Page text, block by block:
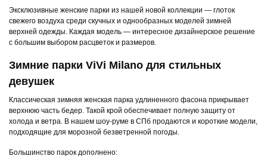
Эксклюзивные женские парки из нашей новой коллекции — глоток
свежего воздуха среди скучных и однообразных моделей зимней
верхней одежды. Каждая модель — интересное дизайнерское решение
с большим выбором расцветок и размеров.
Зимние парки ViVi Milano для стильных
девушек
Классическая зимняя женская парка удлиненного фасона прикрывает
верхнюю часть бедер. Такой крой обеспечивает полную защиту от
холода и ветра. В нашем шоу-руме в СПб продаются и короткие модели,
подходящие для морозной безветренной погоды.
Большинство парок дополнено: